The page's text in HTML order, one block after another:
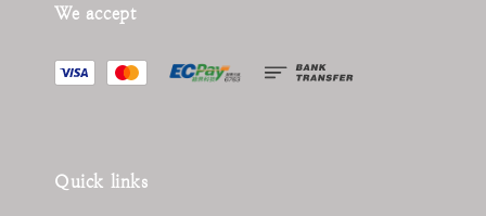
We accept
Quick links